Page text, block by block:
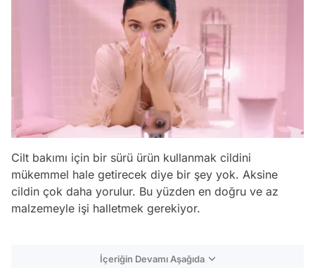
Cilt bakımı için bir sürü ürün kullanmak cildini
mükemmel hale getirecek diye bir şey yok. Aksine
cildin çok daha yorulur. Bu yüzden en doğru ve az
malzemeyle işi halletmek gerekiyor.
İçeriğin Devamı Aşağıda